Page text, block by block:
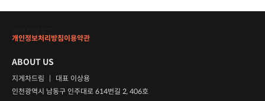
개인정보처리방침이용약관
ABOUT US
지게차드림 |
대표 이상용
인천광역시 남동구 인주대로 614번길 2, 406호